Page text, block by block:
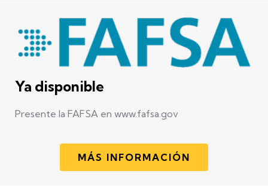
Ya disponible
Presente la FAFSA en www.fafsa.gov
MÁS INFORMACIÓN